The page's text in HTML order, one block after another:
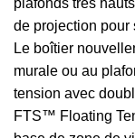
de projection pour
Le boîtier
murale ou au
tension avec
FTS™ Floating